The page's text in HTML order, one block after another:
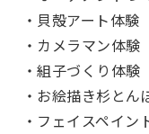
・貝殻アート体験
・カメラマン体験
・組子づくり体験
・お絵描き杉とん
・フェイスペイン